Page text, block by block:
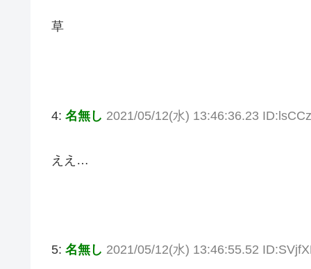
草
4: 名無し 2021/05/12(水) 13:46:36.23
ええ…
5: 名無し 2021/05/12(水) 13:46:55.52